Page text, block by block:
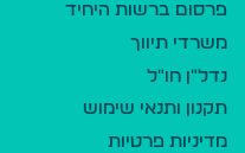
פרסום ברשות היחיד
משרדי תיווך
נדל"ן חו"ל
תקנון ותנאי שימוש
מדיניות פרטיות